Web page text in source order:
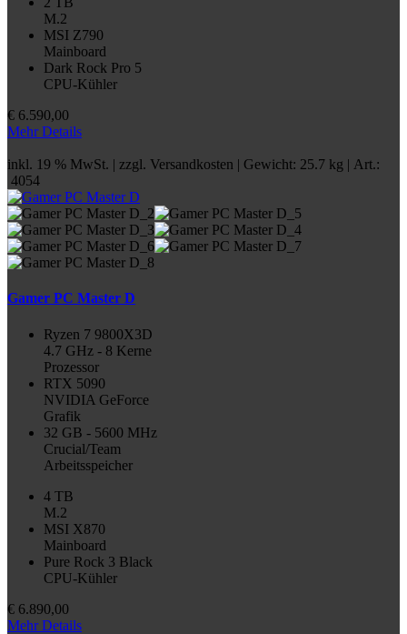
M.2
MSI Z790
Mainboard
Dark Rock Pro 5
CPU-Kühler
€ 6.590,00
Mehr Details
inkl. 19 % MwSt. | zzgl. Versandkosten | Gewicht: 25.7 kg | Art.:
4054
Gamer PC Master D
Ryzen 7 9800X3D
4.7 GHz - 8 Kerne
Prozessor
RTX 5090
NVIDIA GeForce
Grafik
32 GB - 5600 MHz
Crucial/Team
Arbeitsspeicher
4 TB
M.2
MSI X870
Mainboard
Pure Rock 3 Black
CPU-Kühler
€ 6.890,00
Mehr Details